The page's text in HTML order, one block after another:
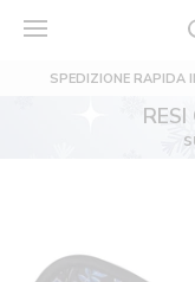
SPEDIZIONE RAPIDA